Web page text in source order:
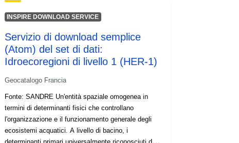
INSPIRE DOWNLOAD SERVICE
Servizio di download semplice
(Atom) del set di dati:
Idroecoregioni di livello 1 (HER-1)
Geocatalogo Francia
Fonte: SANDRE Un'entità spaziale omogenea in
termini di determinanti fisici che controllano
l'organizzazione e il funzionamento generale degli
ecosistemi acquatici. A livello di bacino, i